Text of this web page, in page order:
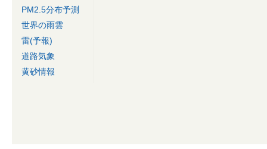
PM2.5分布予測
世界の雨雲
雷(予報)
道路気象
黄砂情報